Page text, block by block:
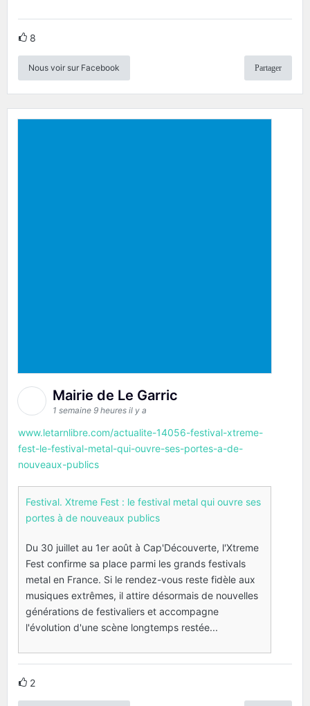
8
Nous voir sur Facebook Partager
Mairie de Le Garric
1 semaine 9 heures il y a
www.letarnlibre.com/actualite-14056-festival-xtreme-
fest-le-festival-metal-qui-ouvre-ses-portes-a-de-
nouveaux-publics
Festival. Xtreme Fest : le festival metal qui ouvre ses
portes à de nouveaux publics
Du 30 juillet au 1er août à Cap'Découverte, l'Xtreme
Fest confirme sa place parmi les grands festivals
metal en France. Si le rendez-vous reste fidèle aux
musiques extrêmes, il attire désormais de nouvelles
générations de festivaliers et accompagne
l'évolution d'une scène longtemps restée...
2